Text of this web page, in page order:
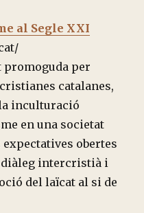
al Segle XXI
promoguda per
catalanes,
inculturació
en una societat
obertes
diàleg intercristià i
del laïcat al si de